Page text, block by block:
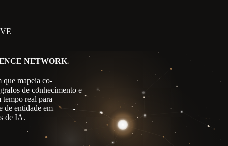
NETWORK
que mapeia co-
de conhecimento e
real para
de entidade em
de IA.